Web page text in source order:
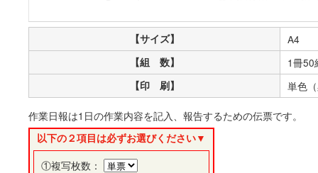
【サイズ】 A4
【組 数】 1冊50
【印 刷】 単色
作業日報は1日の作業内容を記入、報告するための伝票です。
以下の２項目は必ずお選びください▼
①複写枚数：